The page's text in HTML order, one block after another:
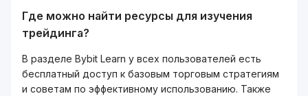
Где можно найти ресурсы для изучения
трейдинга?
В разделе Bybit Learn у всех пользователей есть
бесплатный доступ к базовым торговым стратегиям
и советам по эффективному использованию. Также